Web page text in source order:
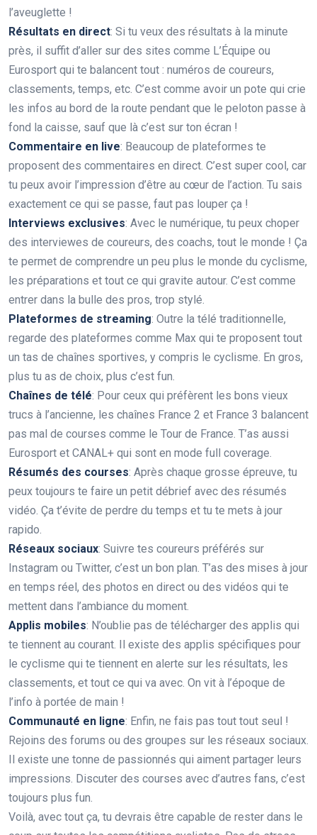
l’aveuglette !
Résultats en direct: Si tu veux des résultats à la minute
près, il suffit d’aller sur des sites comme L’Équipe ou
Eurosport qui te balancent tout : numéros de coureurs,
classements, temps, etc. C’est comme avoir un pote qui crie
les infos au bord de la route pendant que le peloton passe à
fond la caisse, sauf que là c’est sur ton écran !
Commentaire en live: Beaucoup de plateformes te
proposent des commentaires en direct. C’est super cool, car
tu peux avoir l’impression d’être au cœur de l’action. Tu sais
exactement ce qui se passe, faut pas louper ça !
Interviews exclusives: Avec le numérique, tu peux choper
des interviewes de coureurs, des coachs, tout le monde ! Ça
te permet de comprendre un peu plus le monde du cyclisme,
les préparations et tout ce qui gravite autour. C’est comme
entrer dans la bulle des pros, trop stylé.
Plateformes de streaming: Outre la télé traditionnelle,
regarde des plateformes comme Max qui te proposent tout
un tas de chaînes sportives, y compris le cyclisme. En gros,
plus tu as de choix, plus c’est fun.
Chaînes de télé: Pour ceux qui préfèrent les bons vieux
trucs à l’ancienne, les chaînes France 2 et France 3 balancent
pas mal de courses comme le Tour de France. T’as aussi
Eurosport et CANAL+ qui sont en mode full coverage.
Résumés des courses: Après chaque grosse épreuve, tu
peux toujours te faire un petit débrief avec des résumés
vidéo. Ça t’évite de perdre du temps et tu te mets à jour
rapido.
Réseaux sociaux: Suivre tes coureurs préférés sur
Instagram ou Twitter, c’est un bon plan. T’as des mises à jour
en temps réel, des photos en direct ou des vidéos qui te
mettent dans l’ambiance du moment.
Applis mobiles: N’oublie pas de télécharger des applis qui
te tiennent au courant. Il existe des applis spécifiques pour
le cyclisme qui te tiennent en alerte sur les résultats, les
classements, et tout ce qui va avec. On vit à l’époque de
l’info à portée de main !
Communauté en ligne: Enfin, ne fais pas tout tout seul !
Rejoins des forums ou des groupes sur les réseaux sociaux.
Il existe une tonne de passionnés qui aiment partager leurs
impressions. Discuter des courses avec d’autres fans, c’est
toujours plus fun.
Voilà, avec tout ça, tu devrais être capable de rester dans le